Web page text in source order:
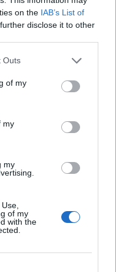
on the IAB’s List of
disclose it to other
Outs
of my
my
my
of my
with the